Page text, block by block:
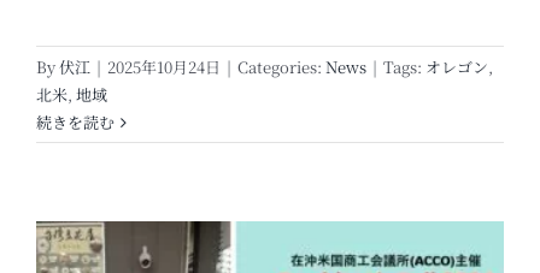
By伏江 | 2025年10月24日 | Categories: News | Tags: オレゴン,
北米, 地域
続きを読む